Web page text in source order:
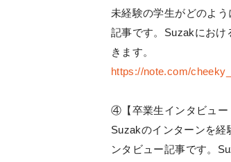
未経験の学生がどのよ
記事です。Suzakにおけ
きます。
https://note.com/
④【卒業生インタビュー
Suzakのインターンを経
ンタビュー記事です。